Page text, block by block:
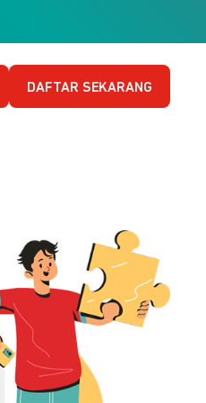
DAFTAR SEKARANG